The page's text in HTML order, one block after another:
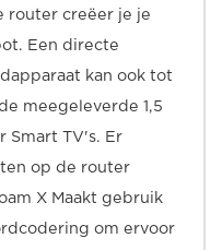
router creëer je je
Een directe
kan ook tot
meegeleverde 1,5
Smart TV's. Er
op de router
X Maakt gebruik
om ervoor